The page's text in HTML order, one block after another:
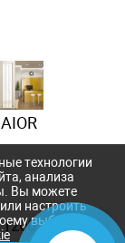
1200
технологии
анализа
Вы можете
настроить
выбору.